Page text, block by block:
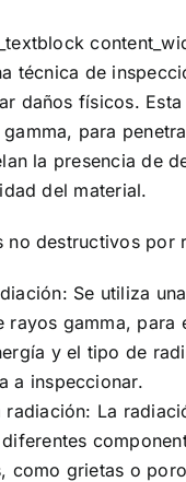
técnica de
daños físicos.
para
la presencia de
del material.
no destructivos
Se utiliza
rayos gamma,
y el tipo de
a inspeccionar.
radiación: La
como grietas o